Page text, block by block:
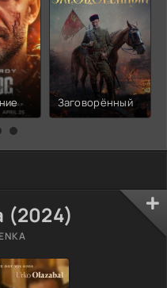
Заговорённый
(2024)